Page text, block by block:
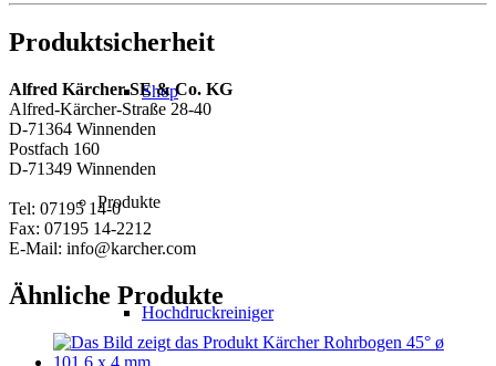
Shop
Produkte
Hochdruckreiniger
Produktsicherheit
Alfred Kärcher SE & Co. KG
Alfred-Kärcher-Straße 28-40
D-71364 Winnenden
Postfach 160
D-71349 Winnenden
Tel: 07195 14-0
Fax: 07195 14-2212
E-Mail: info@karcher.com
Ähnliche Produkte